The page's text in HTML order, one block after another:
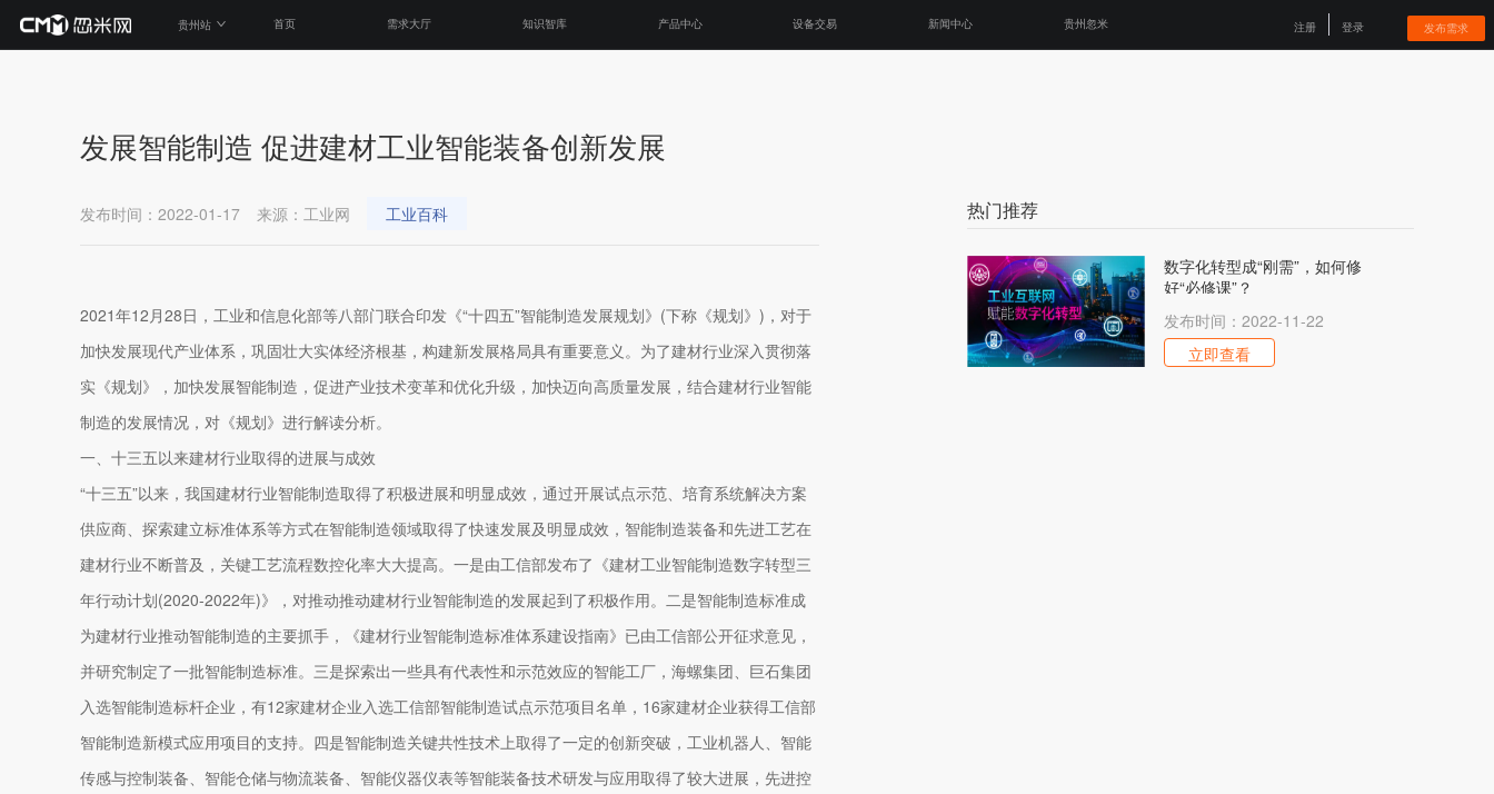
贵州站 首页 需求大厅 知识智库 产品中心 设备交易 新闻中心 贵州忽米 注册 登录 发布需求
发展智能制造 促进建材工业智能装备创新发展
发布时间： 2022-01-17 来源： 工业网 工业百科
2021年12月28日，工业和信息化部等八部门联合印发《“十四五”智能制造发展规划》(下称《规划》)，对于
加快发展现代产业体系，巩固壮大实体经济根基，构建新发展格局具有重要意义。为了建材行业深入贯彻落
实《规划》，加快发展智能制造，促进产业技术变革和优化升级，加快迈向高质量发展，结合建材行业智能
制造的发展情况，对《规划》进行解读分析。
一、十三五以来建材行业取得的进展与成效
“十三五”以来，我国建材行业智能制造取得了积极进展和明显成效，通过开展试点示范、培育系统解决方案
供应商、探索建立标准体系等方式在智能制造领域取得了快速发展及明显成效，智能制造装备和先进工艺在
建材行业不断普及，关键工艺流程数控化率大大提高。一是由工信部发布了《建材工业智能制造数字转型三
年行动计划(2020-2022年)》，对推动推动建材行业智能制造的发展起到了积极作用。二是智能制造标准成
为建材行业推动智能制造的主要抓手，《建材行业智能制造标准体系建设指南》已由工信部公开征求意见，
并研究制定了一批智能制造标准。三是探索出一些具有代表性和示范效应的智能工厂，海螺集团、巨石集团
入选智能制造标杆企业，有12家建材企业入选工信部智能制造试点示范项目名单，16家建材企业获得工信部
智能制造新模式应用项目的支持。四是智能制造关键共性技术上取得了一定的创新突破，工业机器人、智能
传感与控制装备、智能仓储与物流装备、智能仪器仪表等智能装备技术研发与应用取得了较大进展，先进控
热门推荐
数字化转型成“刚需”，如何修
好“必修课”？
发布时间： 2022-11-22
立即查看